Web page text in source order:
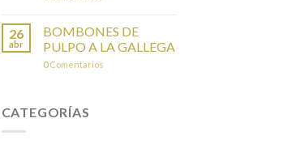
26
abr
BOMBONES DE
PULPO A LA GALLEGA
0Comentarios
CATEGORÍAS